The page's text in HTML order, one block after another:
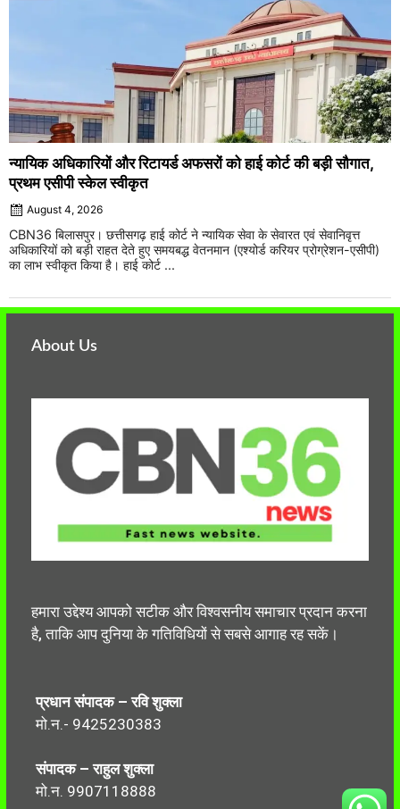
न्यायिक अधिकारियों और रिटायर्ड अफसरों को हाई कोर्ट की बड़ी सौगात,
प्रथम एसीपी स्केल स्वीकृत
August 4, 2026
CBN36 बिलासपुर। छत्तीसगढ़ हाई कोर्ट ने न्यायिक सेवा के सेवारत एवं सेवानिवृत्त
अधिकारियों को बड़ी राहत देते हुए समयबद्ध वेतनमान (एश्योर्ड करियर प्रोग्रेशन-एसीपी)
का लाभ स्वीकृत किया है। हाई कोर्ट ...
About Us
हमारा उद्देश्य आपको सटीक और विश्वसनीय समाचार प्रदान करना
है, ताकि आप दुनिया के गतिविधियों से सबसे आगाह रह सकें।
प्रधान संपादक – रवि शुक्ला
मो.न.- 9425230383
संपादक – राहुल शुक्ला
मो.न. 9907118888